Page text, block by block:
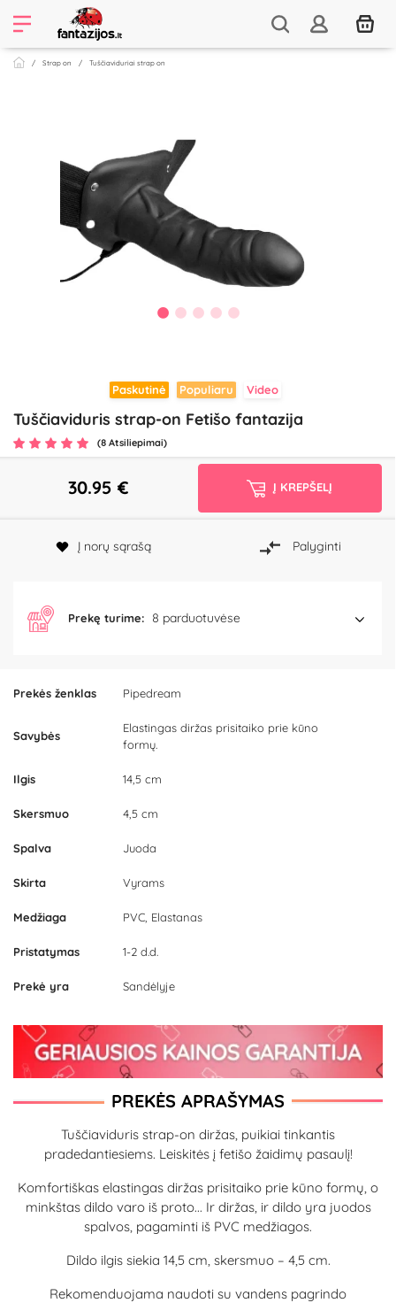
Strap on Tuščiaviduriai strap on
Paskutinė Populiaru Video
Tuščiaviduris strap-on Fetišo fantazija
(8 Atsiliepimai)
Prekės ženklas Pipedream
Savybės
Elastingas diržas prisitaiko prie kūno
formų.
Ilgis 14,5 cm
Skersmuo 4,5 cm
Spalva Juoda
Skirta Vyrams
Medžiaga PVC, Elastanas
Pristatymas 1-2 d.d.
Prekė yra Sandėlyje
30.95 € Į KREPŠELĮ
Į norų sąrašą Palyginti
Prekę turime: 8 parduotuvėse
PREKĖS APRAŠYMAS
Tuščiaviduris strap-on diržas, puikiai tinkantis
pradedantiesiems. Leiskitės į fetišo žaidimų pasaulį!
Komfortiškas elastingas diržas prisitaiko prie kūno formų, o
minkštas dildo varo iš proto... Ir diržas, ir dildo yra juodos
spalvos, pagaminti iš PVC medžiagos.
Dildo ilgis siekia 14,5 cm, skersmuo – 4,5 cm.
Rekomenduojama naudoti su vandens pagrindo